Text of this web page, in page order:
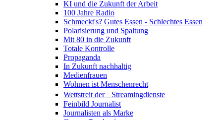
KI und die Zukunft der Arbeit
100 Jahre Radio
Schmeckt's? Gutes Essen - Schlechtes Essen
Polarisierung und Spaltung
Mit 80 in die Zukunft
Totale Kontrolle
Propaganda
In Zukunft nachhaltig
Medienfrauen
Wohnen ist Menschenrecht
Wettstreit der Streamingdienste
Feinbild Journalist
Journalisten als Marke